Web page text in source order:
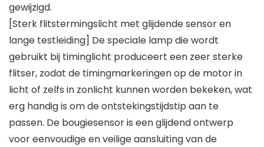
gewijzigd.
[Sterk flitstermingslicht met glijdende sensor en
lange testleiding] De speciale lamp die wordt
gebruikt bij timinglicht produceert een zeer sterke
flitser, zodat de timingmarkeringen op de motor in
licht of zelfs in zonlicht kunnen worden bekeken, wat
erg handig is om de ontstekingstijdstip aan te
passen. De bougiesensor is een glijdend ontwerp
voor eenvoudige en veilige aansluiting van de